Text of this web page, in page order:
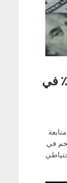
التضخم الامريكي سيبلغ 4٪ في
10-2021 وسط متابعة
في